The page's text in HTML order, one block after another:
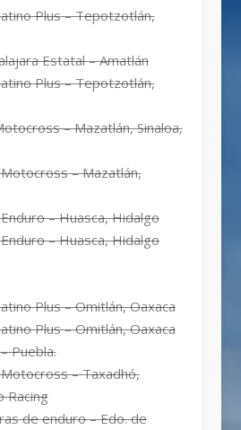
Plus – Tepotzotlán,
Estatal – Amatlán
Plus – Tepotzotlán,
– Mazatlán, Sinaloa,
– Mazatlán,
– Huasca, Hidalgo
– Huasca, Hidalgo
Plus – Omitlán, Oaxaca
Plus – Omitlán, Oaxaca
Puebla.
– Taxadhó,
Racing
de enduro – Edo. de